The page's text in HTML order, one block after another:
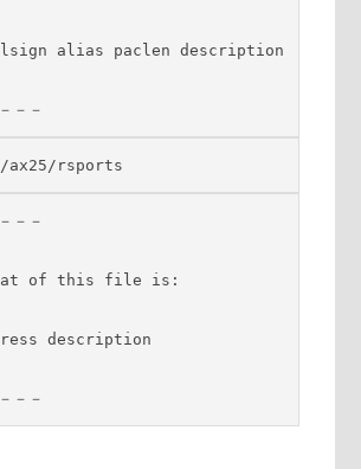
alias paclen description
－－
rsports
－－
of this file is:
description
－－